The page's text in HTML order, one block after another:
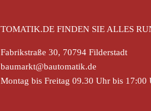
FINDEN SIE ALLES
Fabrikstraße 30, 70794 Filderstadt
baumarkt@bautomatik.de
Montag bis Freitag 09.30 Uhr bis 17:00